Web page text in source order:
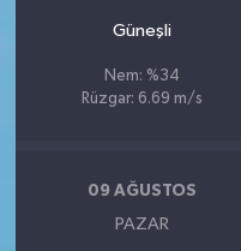
Güneşli
Nem: %34
Rüzgar: 6.69 m/s
09 AĞUSTOS
PAZAR